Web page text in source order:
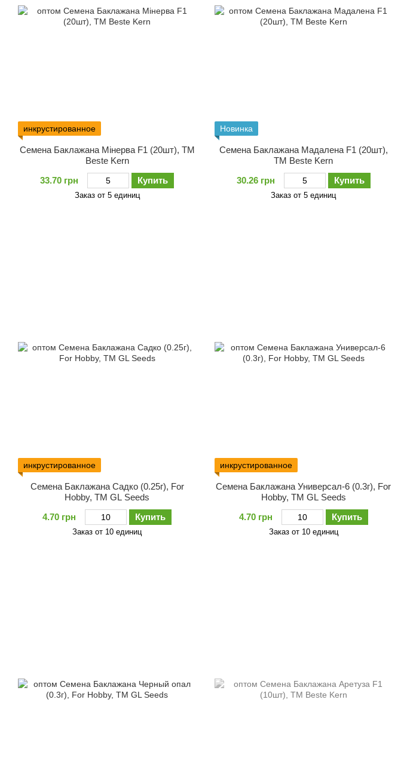
инкрустированное
Семена Баклажана Мінерва F1 (20шт), ТМ
Bestе Kern
33.70 грн
Купить
Заказ от 5 единиц
Новинка
Семена Баклажана Мадалена F1 (20шт),
ТМ Bestе Kern
30.26 грн
Купить
Заказ от 5 единиц
инкрустированное
Семена Баклажана Садко (0.25г), For
Hobby, TM GL Seeds
4.70 грн
Купить
Заказ от 10 единиц
инкрустированное
Семена Баклажана Универсал-6 (0.3г), For
Hobby, TM GL Seeds
4.70 грн
Купить
Заказ от 10 единиц